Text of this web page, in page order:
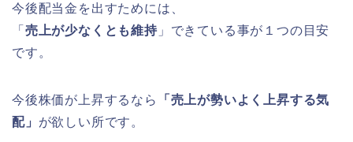
今後配当金を出すためには、
「 売上が少なくとも維持」できている事が１つの目安
です。
今後株価が上昇するなら
「売上が勢いよく上昇する気
配」 が欲しい所です。